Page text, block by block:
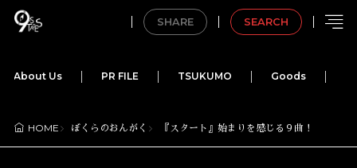
SHARE SEARCH
About Us PR FILE TSUKUMO Goods
HOME ぼくらのおんがく 『スタート』始まりを感じる９曲！